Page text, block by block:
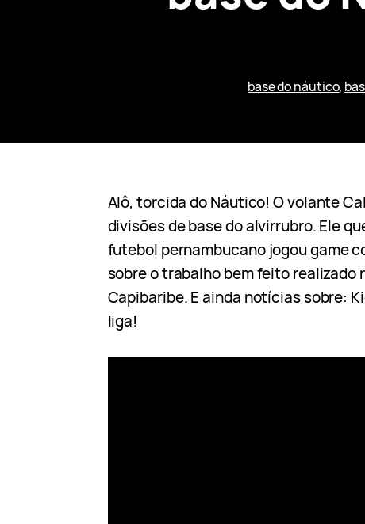
base do náutico,
Alô, torcida do Náutico! O volante
divisões de base do alvirrubro. Ele
futebol pernambucano jogou game
sobre o trabalho bem feito realizado
Capibaribe. E ainda notícias sobre:
liga!